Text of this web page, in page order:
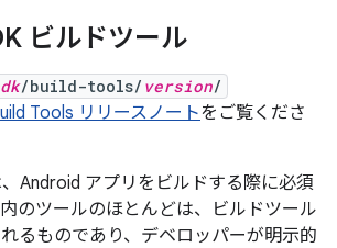
ビルドツール
/build-tools/ version/
Tools リリースノートをご覧くださ
Android アプリをビルドする際に必須
のツールのほとんどは、ビルドツール
るものであり、デベロッパーが明示的